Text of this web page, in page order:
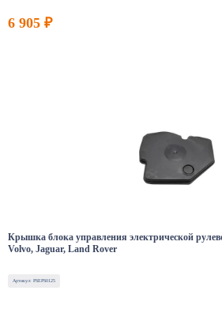
6 905 ₽
Крышка блока управления электрической
Volvo, Jaguar, Land Rover
Артикул: PSEPS0125